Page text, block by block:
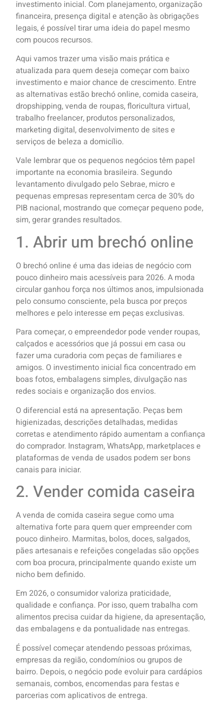
investimento inicial. Com planejamento, organização
financeira, presença digital e atenção às obrigações
legais, é possível tirar uma ideia do papel mesmo
com poucos recursos.
Aqui vamos trazer uma visão mais prática e
atualizada para quem deseja começar com baixo
investimento e maior chance de crescimento. Entre
as alternativas estão brechó online, comida caseira,
dropshipping, venda de roupas, floricultura virtual,
trabalho freelancer, produtos personalizados,
marketing digital, desenvolvimento de sites e
serviços de beleza a domicílio.
Vale lembrar que os pequenos negócios têm papel
importante na economia brasileira. Segundo
levantamento divulgado pelo Sebrae, micro e
pequenas empresas representam cerca de 30% do
PIB nacional, mostrando que começar pequeno pode,
sim, gerar grandes resultados.
1. Abrir um brechó online
O brechó online é uma das ideias de negócio com
pouco dinheiro mais acessíveis para 2026. A moda
circular ganhou força nos últimos anos, impulsionada
pelo consumo consciente, pela busca por preços
melhores e pelo interesse em peças exclusivas.
Para começar, o empreendedor pode vender roupas,
calçados e acessórios que já possui em casa ou
fazer uma curadoria com peças de familiares e
amigos. O investimento inicial fica concentrado em
boas fotos, embalagens simples, divulgação nas
redes sociais e organização dos envios.
O diferencial está na apresentação. Peças bem
higienizadas, descrições detalhadas, medidas
corretas e atendimento rápido aumentam a confiança
do comprador. Instagram, WhatsApp, marketplaces e
plataformas de venda de usados podem ser bons
canais para iniciar.
2. Vender comida caseira
A venda de comida caseira segue como uma
alternativa forte para quem quer empreender com
pouco dinheiro. Marmitas, bolos, doces, salgados,
pães artesanais e refeições congeladas são opções
com boa procura, principalmente quando existe um
nicho bem definido.
Em 2026, o consumidor valoriza praticidade,
qualidade e confiança. Por isso, quem trabalha com
alimentos precisa cuidar da higiene, da apresentação,
das embalagens e da pontualidade nas entregas.
É possível começar atendendo pessoas próximas,
empresas da região, condomínios ou grupos de
bairro. Depois, o negócio pode evoluir para cardápios
semanais, combos, encomendas para festas e
parcerias com aplicativos de entrega.